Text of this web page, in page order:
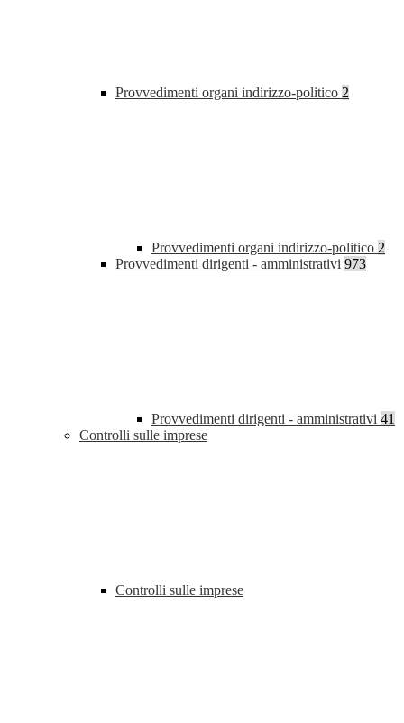
Provvedimenti organi indirizzo-politico 2
Provvedimenti organi indirizzo-politico 2
Provvedimenti dirigenti - amministrativi 973
Provvedimenti dirigenti - amministrativi 41
Controlli sulle imprese
Controlli sulle imprese